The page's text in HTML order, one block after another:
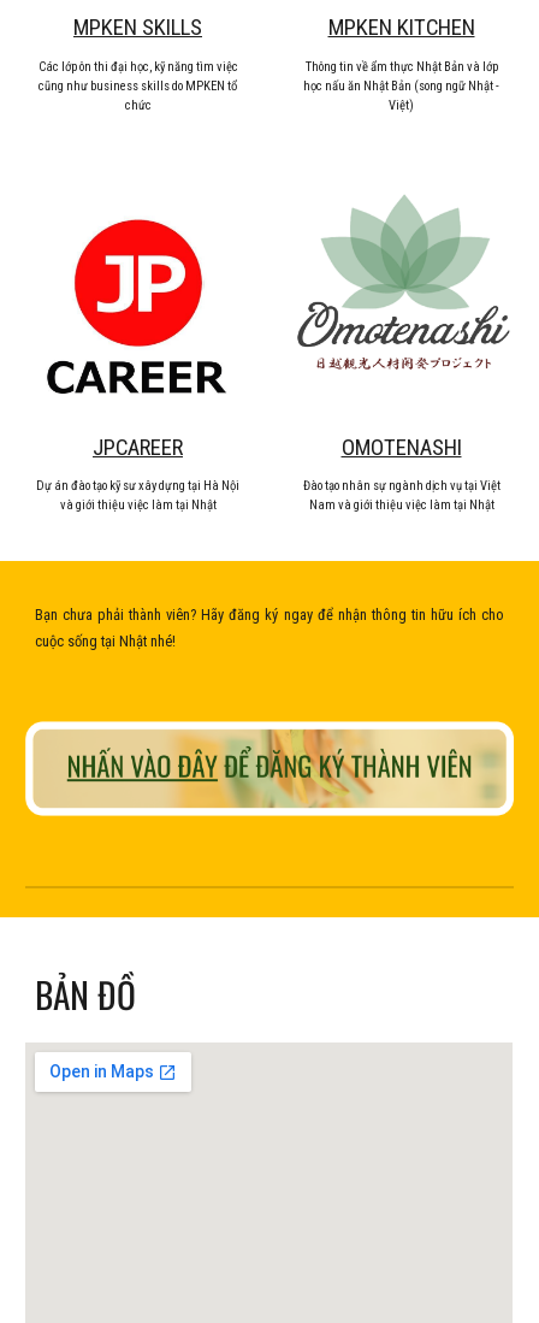
MPKEN SKILLS
Các lớp ôn thi đại học, kỹ năng tìm việc
cũng như business skills do MPKEN tổ
chức
MPKEN KITCHEN
Thông tin về ẩm thực Nhật Bản và lớp
học nấu ăn Nhật Bản (song ngữ Nhật -
Việt)
JPCAREER
Dự án đào tạo kỹ sư xây dựng tại Hà Nội
và giới thiệu việc làm tại Nhật
OMOTENASHI
Đào tạo nhân sự ngành dịch vụ tại Việt
Nam và giới thiệu việc làm tại Nhật
Bạn chưa phải thành viên? Hãy đăng ký ngay để nhận thông tin hữu ích cho
cuộc sống tại Nhật nhé!
BẢN ĐỒ